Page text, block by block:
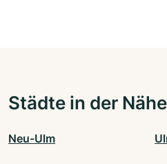
Städte in der Nähe
Neu-Ulm